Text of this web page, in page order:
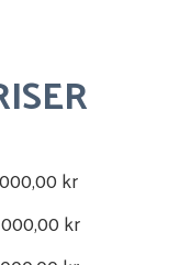
kr
kr